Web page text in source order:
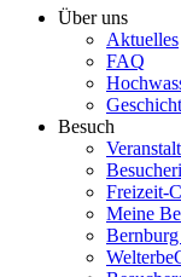
Über uns
Aktuelles
FAQ
Besuch
Freizeit-
Meine